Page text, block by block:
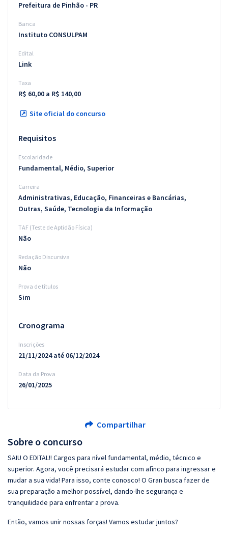
Sobre o concurso
SAIU O EDITAL!! Cargos para nível fundamental, médio, técnico e
superior. Agora, você precisará estudar com afinco para ingressar e
mudar a sua vida! Para isso, conte conosco! O Gran busca fazer de
sua preparação a melhor possível, dando-lhe segurança e
tranquilidade para enfrentar a prova.
Então, vamos unir nossas forças! Vamos estudar juntos?
Prefeitura de Pinhão - PR
Banca
Instituto CONSULPAM
Edital
Link
Taxa
R$ 60,00 a R$ 140,00
Site oficial do concurso
Requisitos
Escolaridade
Fundamental, Médio, Superior
Carreira
Administrativas, Educação, Financeiras e Bancárias,
Outras, Saúde, Tecnologia da Informação
TAF (Teste de Aptidão Física)
Não
Redação Discursiva
Não
Prova de títulos
Sim
Cronograma
Inscrições
21/11/2024 até 06/12/2024
Data da Prova
26/01/2025
Compartilhar